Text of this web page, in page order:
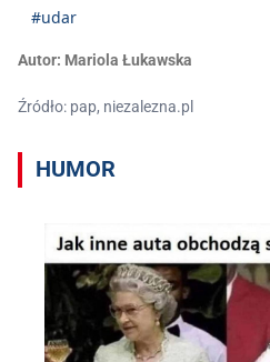
#udar
Autor: Mariola Łukawska
Źródło: pap, niezalezna.pl
HUMOR